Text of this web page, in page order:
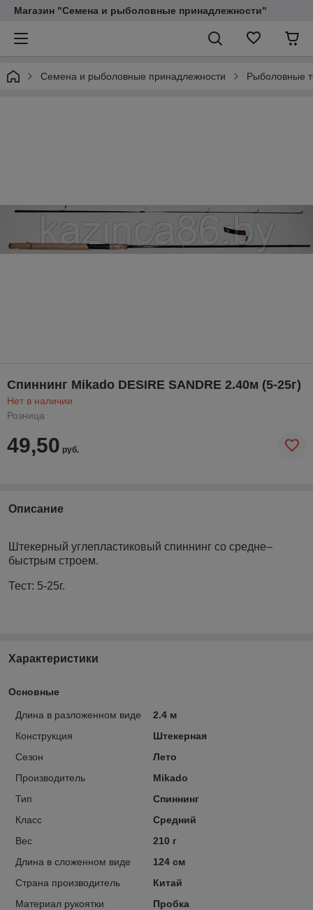
Магазин "Семена и рыболовные принадлежности"
Семена и рыболовные принадлежности Рыболовные
Спиннинг Mikado DESIRE SANDRE 2.40м (5-25г)
Нет в наличии
Розница
49,50 руб.
Описание
Штекерный углепластиковый спиннинг со средне–
быстрым строем.
Тест: 5-25г.
Характеристики
Основные
Длина в разложенном виде
2.4 м
Конструкция
Штекерная
Сезон
Лето
Производитель
Mikado
Тип
Спиннинг
Класс
Cредний
Вес
210 г
Длина в сложенном виде
124 см
Страна производитель
Китай
Материал рукоятки
Пробка